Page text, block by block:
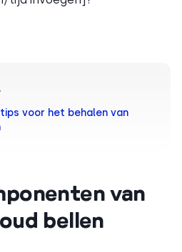
tips voor het behalen van
van
bellen